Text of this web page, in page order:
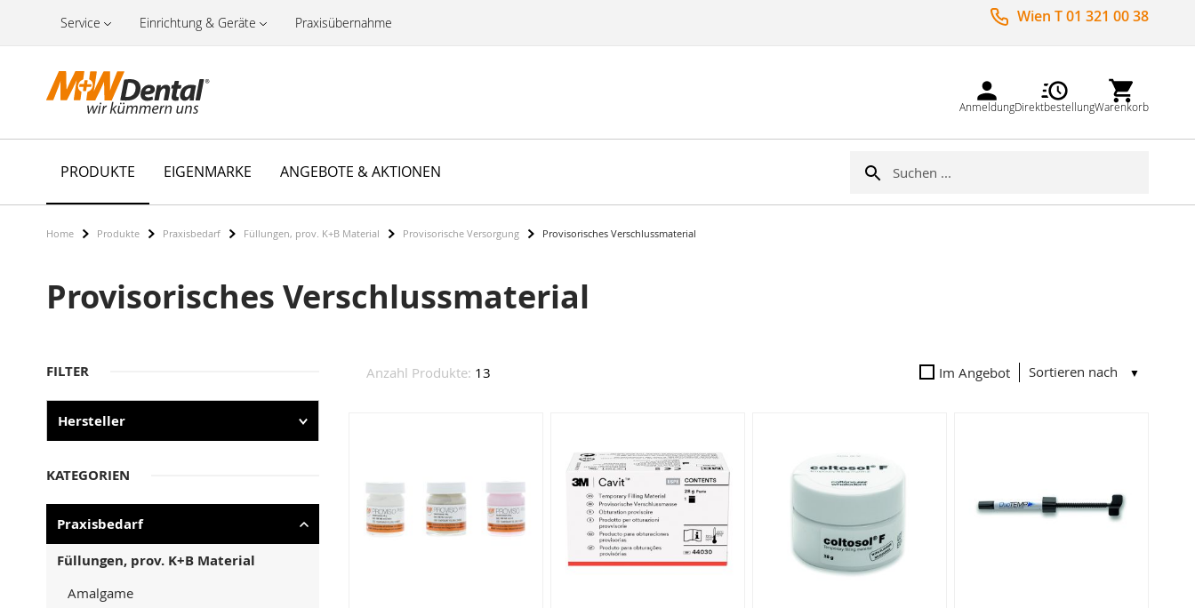
Service Einrichtung & Geräte Praxisübernahme Wien T 01 321 00 38
AnmeldungDirektbestellungWarenkorb
PRODUKTE EIGENMARKE ANGEBOTE & AKTIONEN Suche
Home Produkte Praxisbedarf Füllungen, prov. K+B Material Provisorische Versorgung Provisorisches Verschlussmaterial
Provisorisches Verschlussmaterial
Anzahl Produkte: 13 Im Angebot Sortieren nach
FILTER
Hersteller
KATEGORIEN
Praxisbedarf
Füllungen, prov. K+B Material
Amalgame